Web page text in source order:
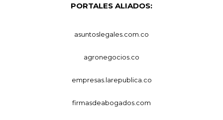
PORTALES ALIADOS:
asuntoslegales.com.co
agronegocios.co
empresas.larepublica.co
firmasdeabogados.com